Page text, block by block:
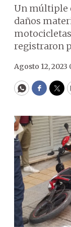
Un múltiple
daños
registraron
Agosto 12, 2023
WhatsApp